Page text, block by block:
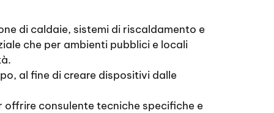
di caldaie, sistemi di riscaldamento e
che per ambienti pubblici e locali
al fine di creare dispositivi dalle
offrire consulente tecniche specifiche e